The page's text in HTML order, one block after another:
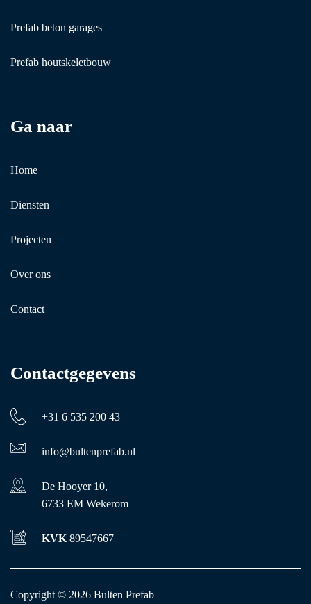
Prefab beton garages
Prefab houtskeletbouw
Ga naar
Home
Diensten
Projecten
Over ons
Contact
Contactgegevens
+31 6 535 200 43
info@bultenprefab.nl
De Hooyer 10,
6733 EM Wekerom
KVK 89547667
Copyright © 2026 Bulten Prefab